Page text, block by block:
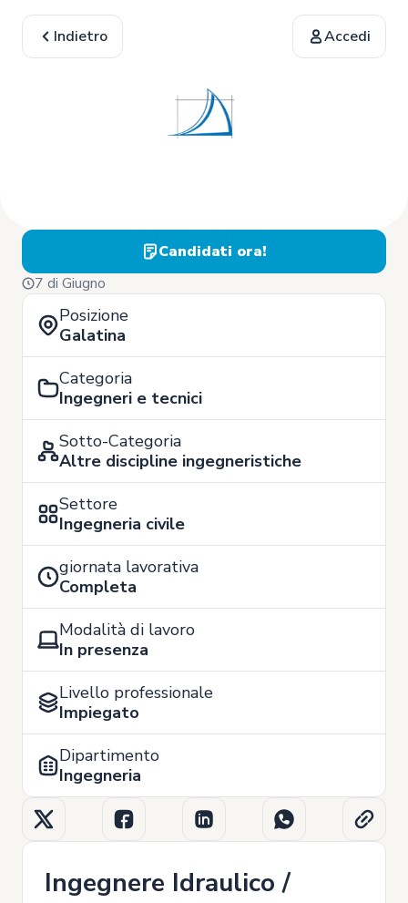
Indietro Accedi
Candidati ora!
7 di Giugno
Posizione
Galatina
Categoria
Ingegneri e tecnici
Sotto-Categoria
Altre discipline ingegneristiche
Settore
Ingegneria civile
giornata lavorativa
Completa
Modalità di lavoro
In presenza
Livello professionale
Impiegato
Dipartimento
Ingegneria
Ingegnere Idraulico /